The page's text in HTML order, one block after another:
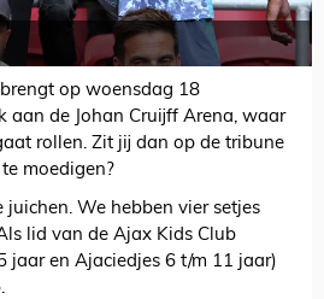
op woensdag 18
aan de Johan Cruijff Arena, waar
rollen. Zit jij dan op de tribune
moedigen?
juichen. We hebben vier setjes
lid van de Ajax Kids Club
jaar en Ajaciedjes 6 t/m 11 jaar)